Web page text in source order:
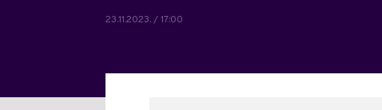
23.11.2023. / 17:00